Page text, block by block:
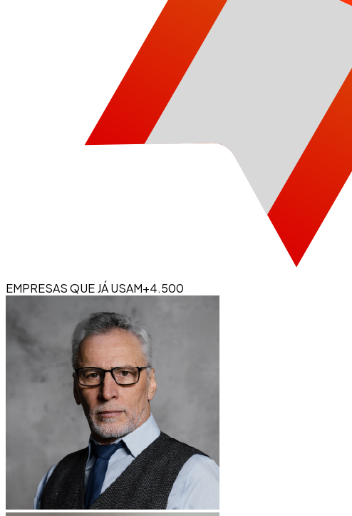
EMPRESAS QUE JÁ USAM+4.500